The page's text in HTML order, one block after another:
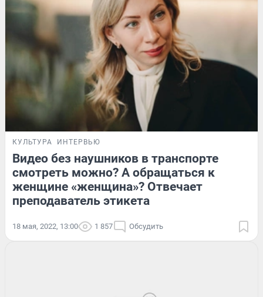
КУЛЬТУРА ИНТЕРВЬЮ
Видео без наушников в транспорте
смотреть можно? А обращаться к
женщине «женщина»? Отвечает
преподаватель этикета
18 мая, 2022, 13:00 1 857 Обсудить